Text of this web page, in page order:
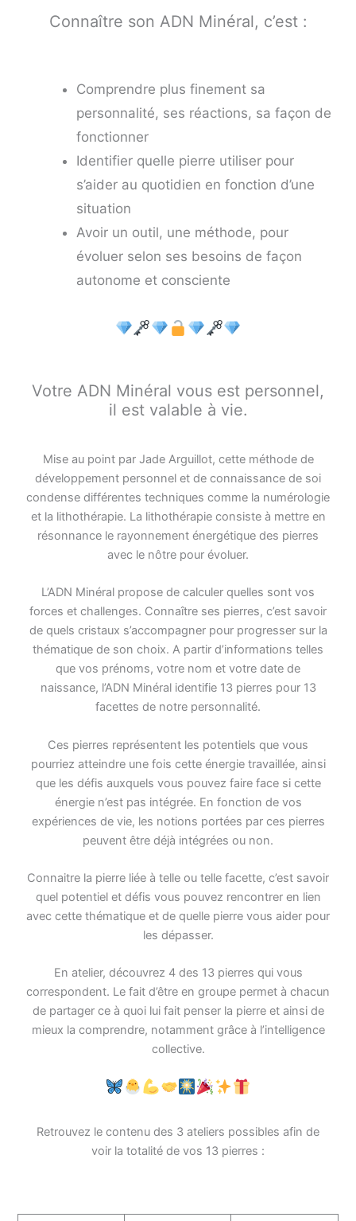
Connaître son ADN Minéral, c’est :
Comprendre plus finement sa
personnalité, ses réactions, sa façon de
fonctionner
Identifier quelle pierre utiliser pour
s’aider au quotidien en fonction d’une
situation
Avoir un outil, une méthode, pour
évoluer selon ses besoins de façon
autonome et consciente
Votre ADN Minéral vous est personnel,
il est valable à vie.
Mise au point par Jade Arguillot, cette méthode de
développement personnel et de connaissance de soi
condense différentes techniques comme la numérologie
et la lithothérapie. La lithothérapie consiste à mettre en
résonnance le rayonnement énergétique des pierres
avec le nôtre pour évoluer.
L’ADN Minéral propose de calculer quelles sont vos
forces et challenges. Connaître ses pierres, c’est savoir
de quels cristaux s’accompagner pour progresser sur la
thématique de son choix. A partir d’informations telles
que vos prénoms, votre nom et votre date de
naissance, l’ADN Minéral identifie 13 pierres pour 13
facettes de notre personnalité.
Ces pierres représentent les potentiels que vous
pourriez atteindre une fois cette énergie travaillée, ainsi
que les défis auxquels vous pouvez faire face si cette
énergie n’est pas intégrée. En fonction de vos
expériences de vie, les notions portées par ces pierres
peuvent être déjà intégrées ou non.
Connaitre la pierre liée à telle ou telle facette, c’est savoir
quel potentiel et défis vous pouvez rencontrer en lien
avec cette thématique et de quelle pierre vous aider pour
les dépasser.
En atelier, découvrez 4 des 13 pierres qui vous
correspondent. Le fait d’être en groupe permet à chacun
de partager ce à quoi lui fait penser la pierre et ainsi de
mieux la comprendre, notamment grâce à l’intelligence
collective.
Retrouvez le contenu des 3 ateliers possibles afin de
voir la totalité de vos 13 pierres :